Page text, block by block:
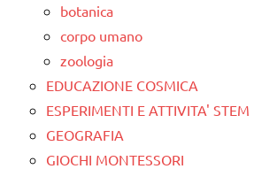
botanica
corpo umano
zoologia
EDUCAZIONE COSMICA
ESPERIMENTI E ATTIVITA' STEM
GEOGRAFIA
GIOCHI MONTESSORI